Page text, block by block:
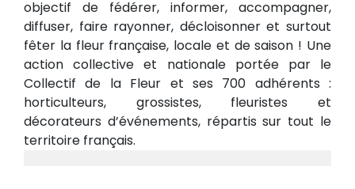
objectif de fédérer, informer, accompagner,
diffuser, faire rayonner, décloisonner et surtout
fêter la fleur française, locale et de saison ! Une
action collective et nationale portée par le
Collectif de la Fleur et ses 700 adhérents :
horticulteurs, grossistes, fleuristes et
décorateurs d’événements, répartis sur tout le
territoire français.